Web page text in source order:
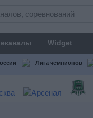
Widget
Лига чемпионов